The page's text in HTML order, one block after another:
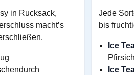
in Rucksack,
macht’s
Jede
bis
Ice
Ice